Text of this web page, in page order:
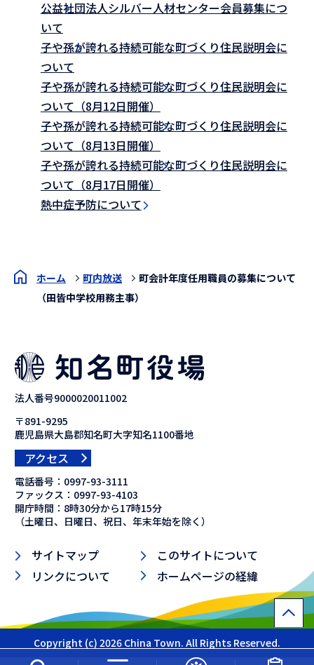
公益社団法人シルバー人材センター会員募集につ
いて
子や孫が誇れる持続可能な町づくり住民説明会に
ついて
子や孫が誇れる持続可能な町づくり住民説明会に
ついて（8月12日開催）
子や孫が誇れる持続可能な町づくり住民説明会に
ついて（8月13日開催）
子や孫が誇れる持続可能な町づくり住民説明会に
ついて（8月17日開催）
熱中症予防について
ホーム 町内放送
町会計年度任用職員の募集について
（田皆中学校用務主事）
法人番号9000020011002
〒891-9295
鹿児島県大島郡知名町大字知名1100番地
アクセス
電話番号： 0997-93-3111
ファックス： 0997-93-4103
開庁時間：8時30分から17時15分
（土曜日、日曜日、祝日、年末年始を除く）
サイトマップ
このサイトについて
リンクについて
ホームページの経緯
Copyright (c) 2026 China Town. All Rights Reserved.